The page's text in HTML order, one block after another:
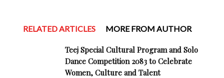
RELATED ARTICLES MORE FROM AUTHOR
Teej Special Cultural Program and Solo
Dance Competition 2083 to Celebrate
Women, Culture and Talent